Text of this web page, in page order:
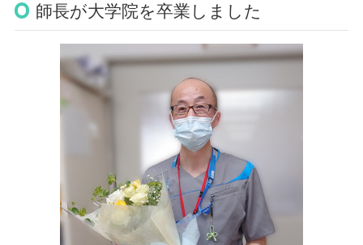
師長が大学院を卒業しました